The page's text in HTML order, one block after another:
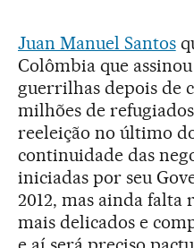
Juan Manuel Santos
Colômbia que
guerrilhas depois de
milhões de
reeleição no último
continuidade das
iniciadas por seu
2012, mas ainda falta
mais delicados e